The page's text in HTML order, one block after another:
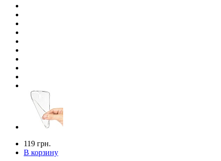
119 грн.
В корзину